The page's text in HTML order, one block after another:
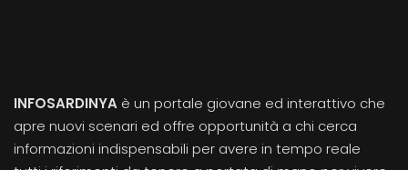
INFOSARDINYA è un portale giovane ed interattivo che
apre nuovi scenari ed offre opportunità a chi cerca
informazioni indispensabili per avere in tempo reale